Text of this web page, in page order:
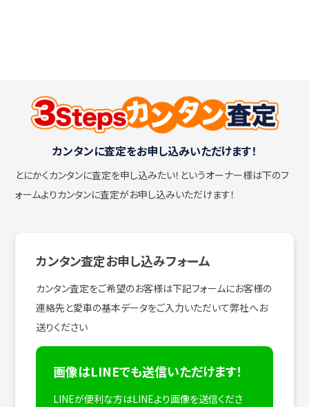
カンタンに査定をお申し込みいただけます！
とにかくカンタンに査定を申し込みたい！ というオーナー様は下のフ
ォームよりカンタンに査定がお申し込みいただけます！
カンタン査定お申し込みフォーム
カンタン査定をご希望のお客様は下記フォームにお客様の
連絡先と愛車の基本データをご入力いただいて弊社へお
送りください
画像はLINEでも送信いただけます！
LINEが便利な方はLINEより画像を送信くださ